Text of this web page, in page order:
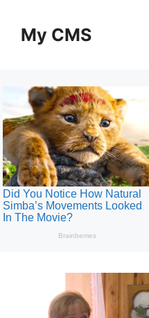
contentMy CMS